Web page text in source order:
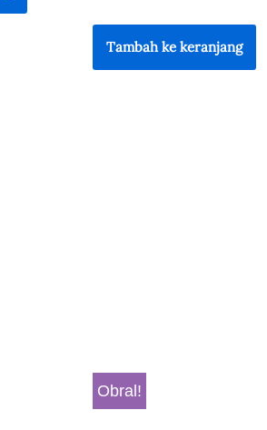
Tambah ke keranjang
Obral!